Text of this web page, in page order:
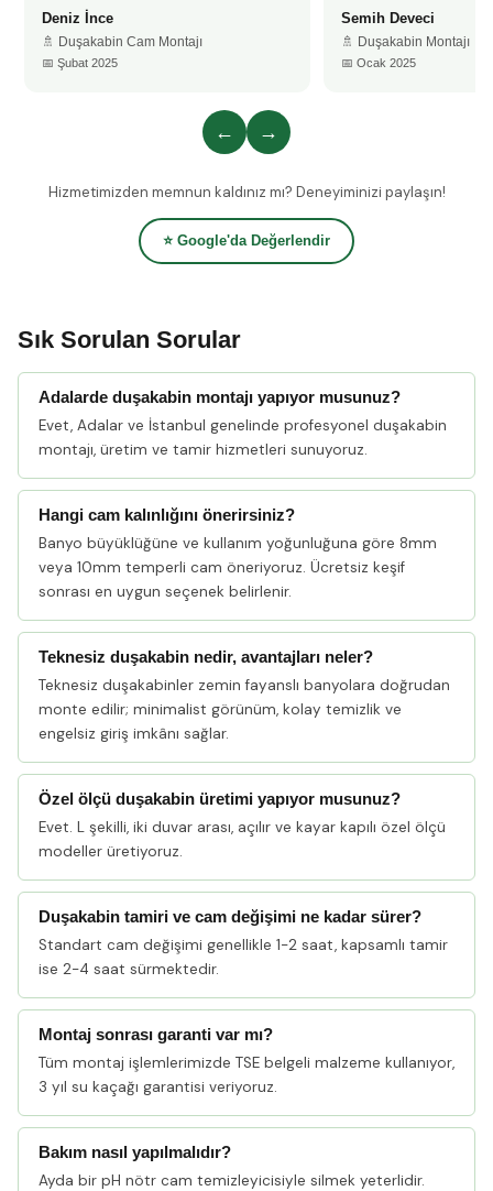
Deniz İnce
🚿 Duşakabin Cam Montajı
📅 Şubat 2025
Semih Deveci
🚿 Duşakabin Montajı
📅 Ocak 2025
← →
Hizmetimizden memnun kaldınız mı? Deneyiminizi paylaşın!
⭐ Google'da Değerlendir
Sık Sorulan Sorular
Adalarde duşakabin montajı yapıyor musunuz?
Evet, Adalar ve İstanbul genelinde profesyonel duşakabin
montajı, üretim ve tamir hizmetleri sunuyoruz.
Hangi cam kalınlığını önerirsiniz?
Banyo büyüklüğüne ve kullanım yoğunluğuna göre 8mm
veya 10mm temperli cam öneriyoruz. Ücretsiz keşif
sonrası en uygun seçenek belirlenir.
Teknesiz duşakabin nedir, avantajları neler?
Teknesiz duşakabinler zemin fayanslı banyolara doğrudan
monte edilir; minimalist görünüm, kolay temizlik ve
engelsiz giriş imkânı sağlar.
Özel ölçü duşakabin üretimi yapıyor musunuz?
Evet. L şekilli, iki duvar arası, açılır ve kayar kapılı özel ölçü
modeller üretiyoruz.
Duşakabin tamiri ve cam değişimi ne kadar sürer?
Standart cam değişimi genellikle 1-2 saat, kapsamlı tamir
ise 2-4 saat sürmektedir.
Montaj sonrası garanti var mı?
Tüm montaj işlemlerimizde TSE belgeli malzeme kullanıyor,
3 yıl su kaçağı garantisi veriyoruz.
Bakım nasıl yapılmalıdır?
Ayda bir pH nötr cam temizleyicisiyle silmek yeterlidir.